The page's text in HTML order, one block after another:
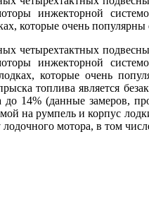
инжекторной
которые очень
четырехтактных
инжекторной
которые очень
топлива является
до 14% (данные замеров,
на румпель и корпус
мотора, в том